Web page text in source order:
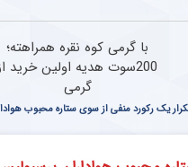
با گرمی کوه نقره همراهته؛
200سوت هدیه اولین خرید
گرمی
یک رکورد منفی از سوی ستاره محبوب